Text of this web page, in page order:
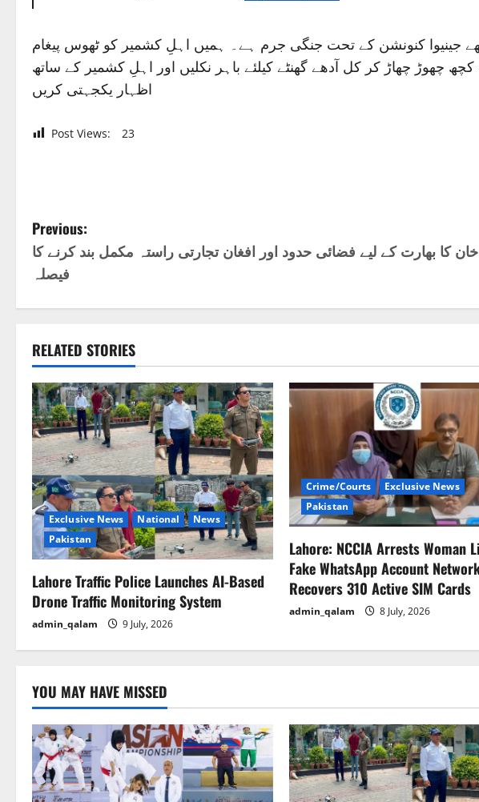
جینیوا کنونشن کے تحت جنگی جرم ہے۔ ہمیں اہلِ کشمیر کو ٹھوس پیغام
چھوڑ چھاڑ کر کل آدھے گھنٹے کیلئے باہر نکلیں اور اہلِ کشمیر کے ساتھ
اظہار یکجہتی کریں
Post Views: 23
P
o
s
n
a
v
i
g
a
t
i
o
Previous:
کا بھارت کے لیے فضائی حدود اور افغان تجارتی راستہ مکمل بند کرنے کا
فیصلہ
RELATED STORIES
Exclusive News National
News
Pakistan
Lahore Traffic Police Launches AI-Based
Drone Traffic Monitoring System
admin_qalam 9 July, 2026
Crime/Courts
Exclusive News
Pakistan
Lahore: NCCIA Arrests Woman
Fake WhatsApp Account
Recovers 310 Active SIM Cards
admin_qalam 8 July, 2026
YOU MAY HAVE MISSED